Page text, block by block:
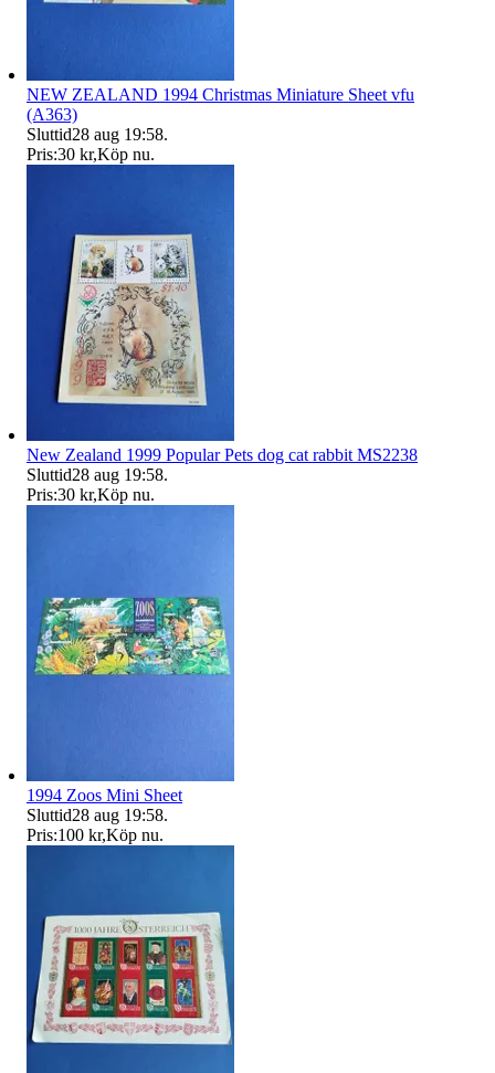
NEW ZEALAND 1994 Christmas Miniature Sheet vfu
(A363)
Sluttid28 aug 19:58.
Pris:30 kr,Köp nu.
New Zealand 1999 Popular Pets dog cat rabbit MS2238
Sluttid28 aug 19:58.
Pris:30 kr,Köp nu.
1994 Zoos Mini Sheet
Sluttid28 aug 19:58.
Pris:100 kr,Köp nu.